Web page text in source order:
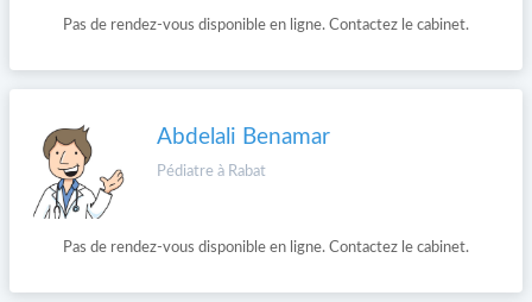
Pas de rendez-vous disponible en ligne. Contactez le cabinet.
Abdelali Benamar
Pédiatre à Rabat
Pas de rendez-vous disponible en ligne. Contactez le cabinet.